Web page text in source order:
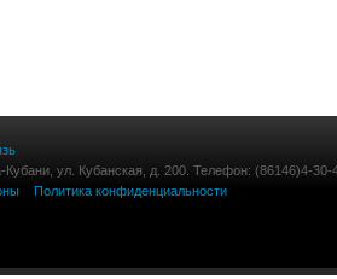
Кубани, ул. Кубанская, д. 200. Телефон: (86146)4-30-
Политика конфиденциальности